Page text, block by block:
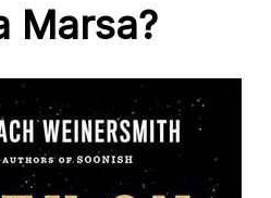
Marsa?